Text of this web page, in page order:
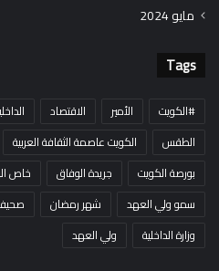
مايو 2024
Tags
#الكويت الأمير الاقتصاد
الطقس
الكويت عاصمة الثقافة العربية
بورصة الكويت
جريدة الوفاق خاص
سمو ولي العهد
شهر رمضان
وزارة الداخلية
ولي العهد